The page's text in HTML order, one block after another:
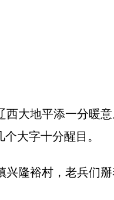
大地平添一分暖意
大字十分醒目。
裕村，老兵们掰